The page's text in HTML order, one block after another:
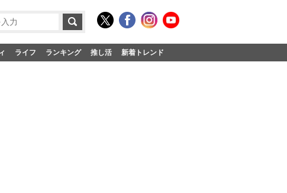
ライフ ランキング 推し活 新着トレンド